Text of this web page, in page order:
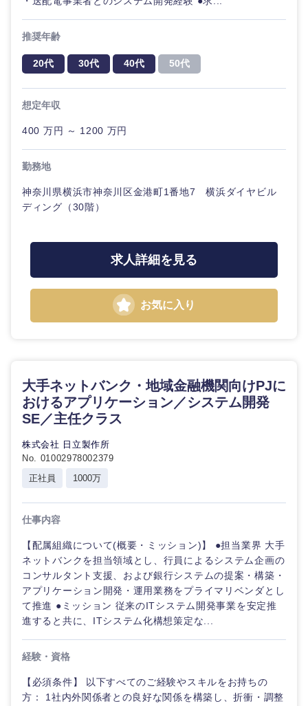
近畿地方
推奨年齢
20代 30代 40代 50代
想定年収
400 万円 ～ 1200 万円
勤務地
神奈川県横浜市神奈川区金港町1番地7 横浜ダイヤビル
ディング（30階）
求人詳細を見る
お気に入り
大手ネットバンク・地域金融機関向けPJに
おけるアプリケーション／システム開発
SE／主任クラス
株式会社 日立製作所
No. 01002978002379
正社員
1000万
仕事内容
【配属組織について(概要・ミッション)】 ●担当業界 大手
ネットバンクを担当領域とし、行員によるシステム企画の
コンサルタント支援、および銀行システムの提案・構築・
アプリケーション開発・運用業務をプライマリベンダとし
て推進 ●ミッション 従来のITシステム開発事業を安定推
進すると共に、ITシステム化構想策定な...
経験・資格
【必須条件】 以下すべてのご経験やスキルをお持ちの
方： 1社内外関係者との良好な関係を構築し、折衝・調整